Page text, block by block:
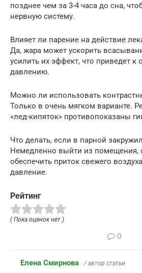
позднее чем за 3-4 часа до сна,
нервную систему.
Влияет ли парение на действие
Да, жара может ускорить
усилить их эффект, что приведет
давлению.
Можно ли использовать
Только в очень мягком варианте.
«лед-кипяток» противопоказаны
Что делать, если в парной
Немедленно выйти из помещения,
обеспечить приток свежего
давление.
Рейтинг
( Пока оценок нет )
0
Елена Смирнова / автор статьи